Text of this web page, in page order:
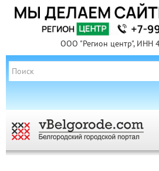
ООО "Регион центр", ИНН